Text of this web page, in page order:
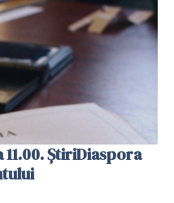
ȘtiriDiaspora